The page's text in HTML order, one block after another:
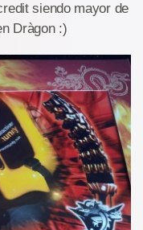
siendo mayor de
Dràgon :)